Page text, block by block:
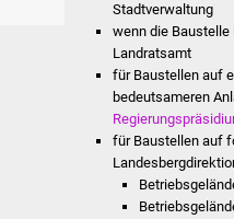
Stadtverwaltung
wenn die
Landratsamt
für Baustellen auf
bedeutsameren
für Baustellen auf